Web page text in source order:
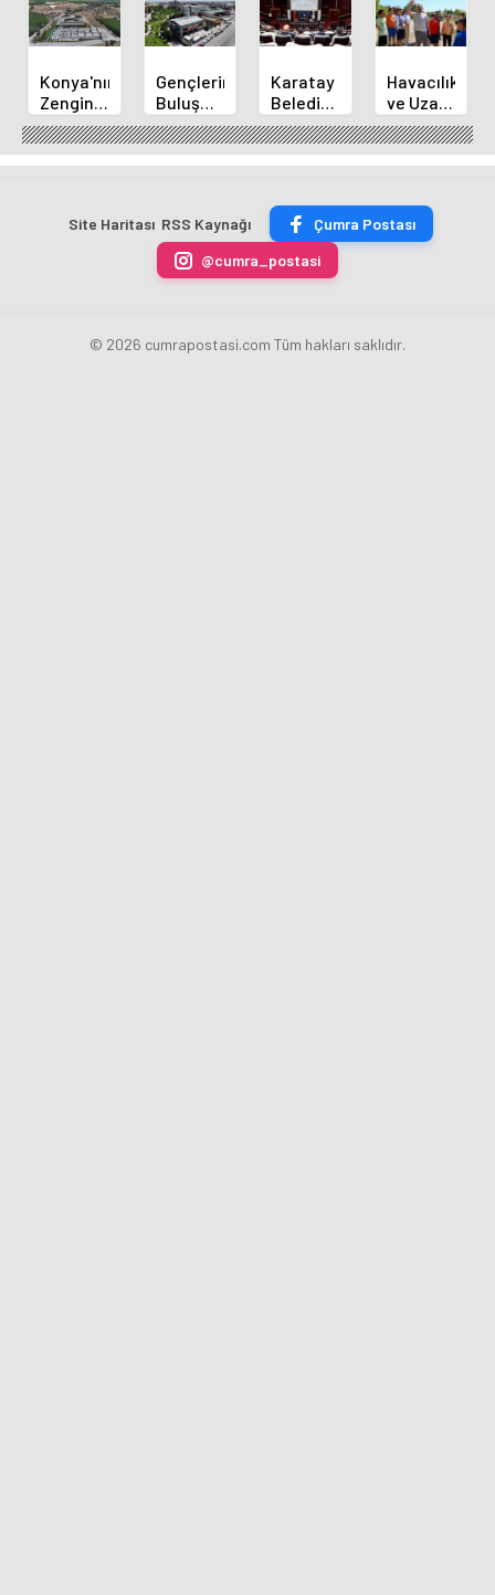
Konya'nın
Zengin
Mutfağı
GastroFest'te
Tanıtılacak
Gençlerin
Buluşma
Noktası
Talha
Bayrakçı
Yükseliyor
Karatay
Belediye
Başkanı
Kılca
Yeni
Açıkladı
Havacılık
ve Uzay
Yaz
Kursu
Başladı
Site Haritası RSS Kaynağı
Çumra Postası
@cumra_postasi
© 2026 cumrapostasi.com Tüm hakları saklıdır.